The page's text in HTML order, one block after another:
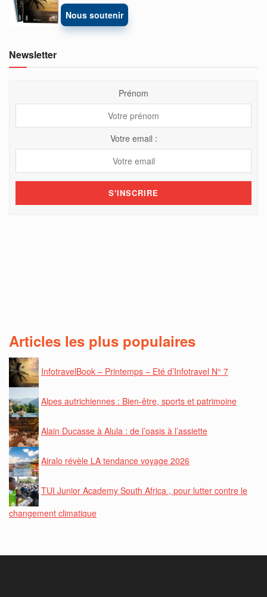
Nous soutenir
Newsletter
Prénom
Votre email :
Articles les plus populaires
InfotravelBook – Printemps – Eté d’Infotravel N° 7
Alpes autrichiennes : Bien-être, sports et patrimoine
Alain Ducasse à Alula : de l’oasis à l’assiette
Airalo révèle LA tendance voyage 2026
TUI Junior Academy South Africa , pour lutter contre le
changement climatique